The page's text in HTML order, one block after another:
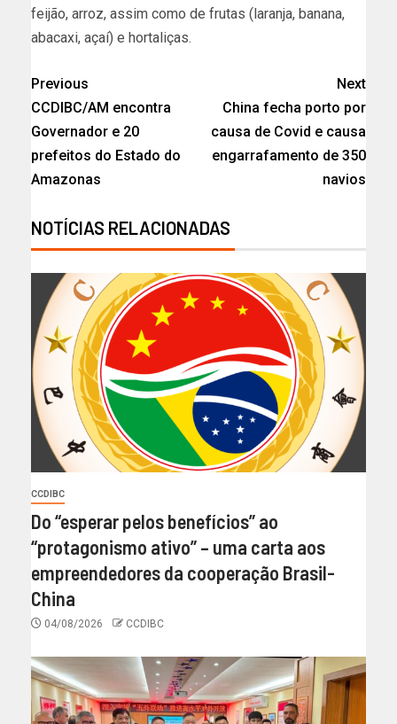
feijão, arroz, assim como de frutas (laranja, banana,
abacaxi, açaí) e hortaliças.
Previous
CCDIBC/AM encontra
Governador e 20
prefeitos do Estado do
Amazonas
Next
China fecha porto por
causa de Covid e causa
engarrafamento de 350
navios
NOTÍCIAS RELACIONADAS
CCDIBC
Do “esperar pelos benefícios” ao
“protagonismo ativo” – uma carta aos
empreendedores da cooperação Brasil-
China
04/08/2026 CCDIBC